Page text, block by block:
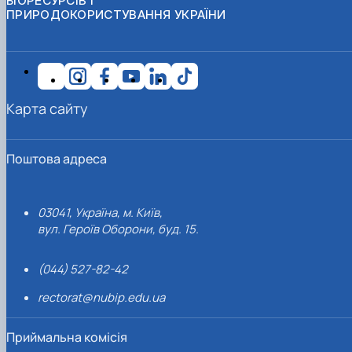
ПРИРОДОКОРИСТУВАННЯ УКРАЇНИ
Поштова адреса
03041, Україна, м. Київ,
вул. Героїв Оборони, буд. 15.
(044) 527-82-42
rectorat@nubip.edu.ua
Приймальна комісія
Карта сайту